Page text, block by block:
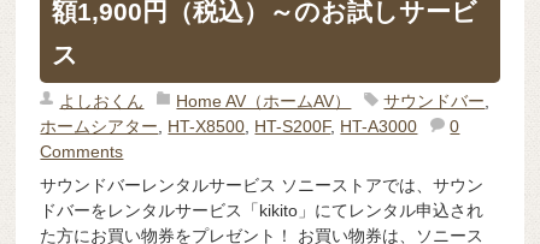
額1,900円（税込）～のお試しサービ
ス
よしおくん Home AV（ホームAV） サウンドバー,
ホームシアター, HT-X8500, HT-S200F, HT-A3000
0
Comments
サウンドバーレンタルサービス ソニーストアでは、サウン
ドバーをレンタルサービス「kikito」にてレンタル申込され
た方にお買い物券をプレゼント！ お買い物券は、ソニース